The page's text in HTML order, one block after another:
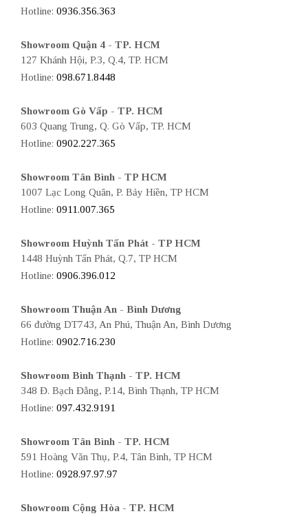
Hotline: 0936.356.363
Showroom Quận 4 - TP. HCM
127 Khánh Hội, P.3, Q.4, TP. HCM
Hotline: 098.671.8448
Showroom Gò Vấp - TP. HCM
603 Quang Trung, Q. Gò Vấp, TP. HCM
Hotline: 0902.227.365
Showroom Tân Bình - TP HCM
1007 Lạc Long Quân, P. Bảy Hiền, TP HCM
Hotline: 0911.007.365
Showroom Huỳnh Tấn Phát - TP HCM
1448 Huỳnh Tấn Phát, Q.7, TP HCM
Hotline: 0906.396.012
Showroom Thuận An - Bình Dương
66 đường DT743, An Phú, Thuận An, Bình Dương
Hotline: 0902.716.230
Showroom Bình Thạnh - TP. HCM
348 Đ. Bạch Đằng, P.14, Bình Thạnh, TP HCM
Hotline: 097.432.9191
Showroom Tân Bình - TP. HCM
591 Hoàng Văn Thụ, P.4, Tân Bình, TP HCM
Hotline: 0928.97.97.97
Showroom Cộng Hòa - TP. HCM